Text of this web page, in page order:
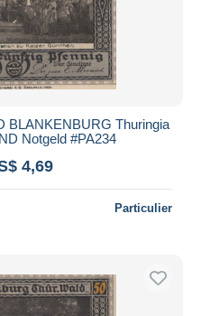
BLANKENBURG Thuringia
Notgeld #PA234
4,69
Particulier